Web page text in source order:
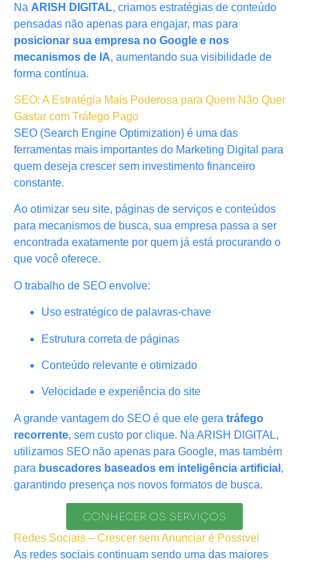
Na ARISH DIGITAL, criamos estratégias de conteúdo
pensadas não apenas para engajar, mas para
posicionar sua empresa no Google e nos
mecanismos de IA, aumentando sua visibilidade de
forma contínua.
SEO: A Estratégia Mais Poderosa para Quem Não Quer
Gastar com Tráfego Pago
SEO (Search Engine Optimization) é uma das
ferramentas mais importantes do Marketing Digital para
quem deseja crescer sem investimento financeiro
constante.
Ao otimizar seu site, páginas de serviços e conteúdos
para mecanismos de busca, sua empresa passa a ser
encontrada exatamente por quem já está procurando o
que você oferece.
O trabalho de SEO envolve:
Uso estratégico de palavras-chave
Estrutura correta de páginas
Conteúdo relevante e otimizado
Velocidade e experiência do site
A grande vantagem do SEO é que ele gera tráfego
recorrente, sem custo por clique. Na ARISH DIGITAL,
utilizamos SEO não apenas para Google, mas também
para buscadores baseados em inteligência artificial ,
garantindo presença nos novos formatos de busca.
CONHECER OS SERVIÇOS
Redes Sociais – Crescer sem Anunciar é Possivel
As redes sociais continuam sendo uma das maiores